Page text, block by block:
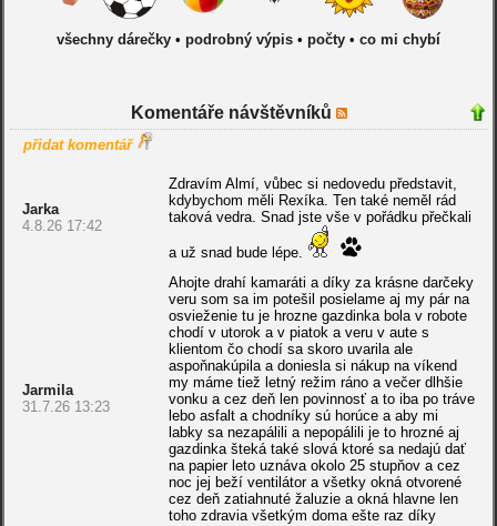
všechny dárečky• podrobný výpis• počty• co mi chybí
Komentáře návštěvníků
přidat komentář
Jarka
4.8.26 17:42
Zdravím Almí, vůbec si nedovedu představit,
kdybychom měli Rexíka. Ten také neměl rád
taková vedra. Snad jste vše v pořádku přečkali
a už snad bude lépe.
Jarmila
31.7.26 13:23
Ahojte drahí kamaráti a díky za krásne darčeky
veru som sa im potešil posielame aj my pár na
osvieženie tu je hrozne gazdinka bola v robote
chodí v utorok a v piatok a veru v aute s
klientom čo chodí sa skoro uvarila ale
aspoňnakúpila a doniesla si nákup na víkend
my máme tiež letný režim ráno a večer dlhšie
vonku a cez deň len povinnosť a to iba po tráve
lebo asfalt a chodníky sú horúce a aby mi
labky sa nezapálili a nepopálili je to hrozné aj
gazdinka šteká také slová ktoré sa nedajú dať
na papier leto uznáva okolo 25 stupňov a cez
noc jej beží ventilátor a všetky okná otvorené
cez deň zatiahnuté žaluzie a okná hlavne len
toho zdravia všetkým doma ešte raz díky